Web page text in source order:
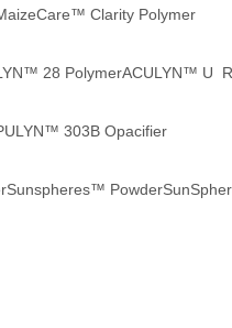
Clarity Polymer
28 PolymerACULYN™ U
303B Opacifier
Sunspheres™ Powder